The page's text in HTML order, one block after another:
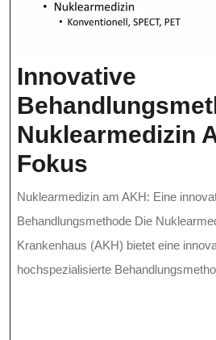
Innovative
Nuklearmedizin
Fokus
Am
AKH
Nuklearmedizin am AKH: Eine
Behandlungsmethode Die
Krankenhaus (AKH) bietet eine
hochspezialisierte